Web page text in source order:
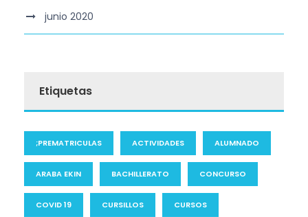
junio 2020
Etiquetas
;PREMATRICULAS ACTIVIDADES ALUMNADO
ARABA EKIN BACHILLERATO CONCURSO
COVID 19 CURSILLOS CURSOS